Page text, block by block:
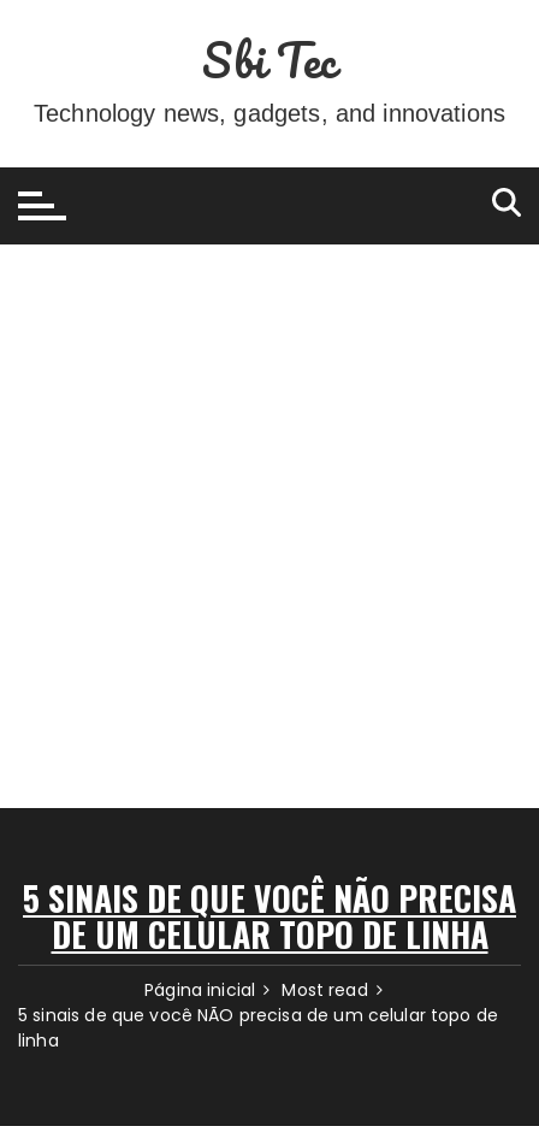
conteúdo
Sbi Tec
Technology news, gadgets, and innovations
5 SINAIS DE QUE VOCÊ NÃO PRECISA
DE UM CELULAR TOPO DE LINHA
Página inicial
Most read
5 sinais de que você NÃO precisa de um celular topo de
linha